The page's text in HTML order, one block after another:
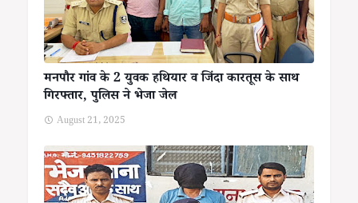
मनपौर गांव के 2 युवक हथियार व जिंदा कारतूस के साथ
गिरफ्तार, पुलिस ने भेजा जेल
August 21, 2025